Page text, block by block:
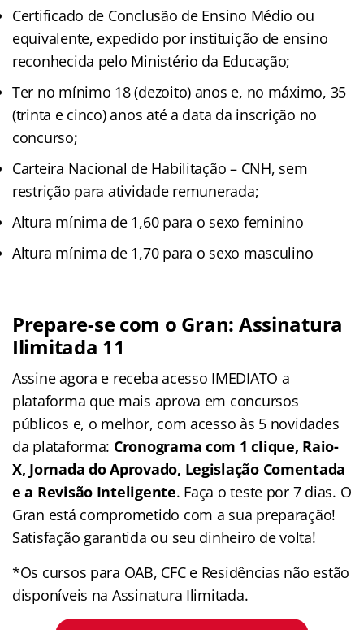
Certificado de Conclusão de Ensino Médio ou
equivalente, expedido por instituição de ensino
reconhecida pelo Ministério da Educação;
Ter no mínimo 18 (dezoito) anos e, no máximo, 35
(trinta e cinco) anos até a data da inscrição no
concurso;
Carteira Nacional de Habilitação – CNH, sem
restrição para atividade remunerada;
Altura mínima de 1,60 para o sexo feminino
Altura mínima de 1,70 para o sexo masculino
Prepare-se com o Gran: Assinatura
Ilimitada 11
Assine agora e receba acesso IMEDIATO a
plataforma que mais aprova em concursos
públicos e, o melhor, com acesso às 5 novidades
da plataforma: Cronograma com 1 clique, Raio-
X, Jornada do Aprovado, Legislação Comentada
e a Revisão Inteligente. Faça o teste por 7 dias. O
Gran está comprometido com a sua preparação!
Satisfação garantida ou seu dinheiro de volta!
*Os cursos para OAB, CFC e Residências não estão
disponíveis na Assinatura Ilimitada.